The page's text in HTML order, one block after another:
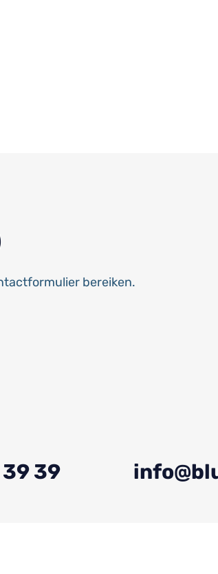
bereiken.
39